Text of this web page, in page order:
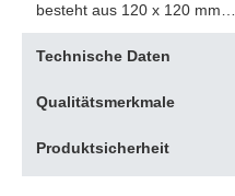
besteht aus 120 x 120 mm…
Technische Daten
Qualitätsmerkmale
Produktsicherheit